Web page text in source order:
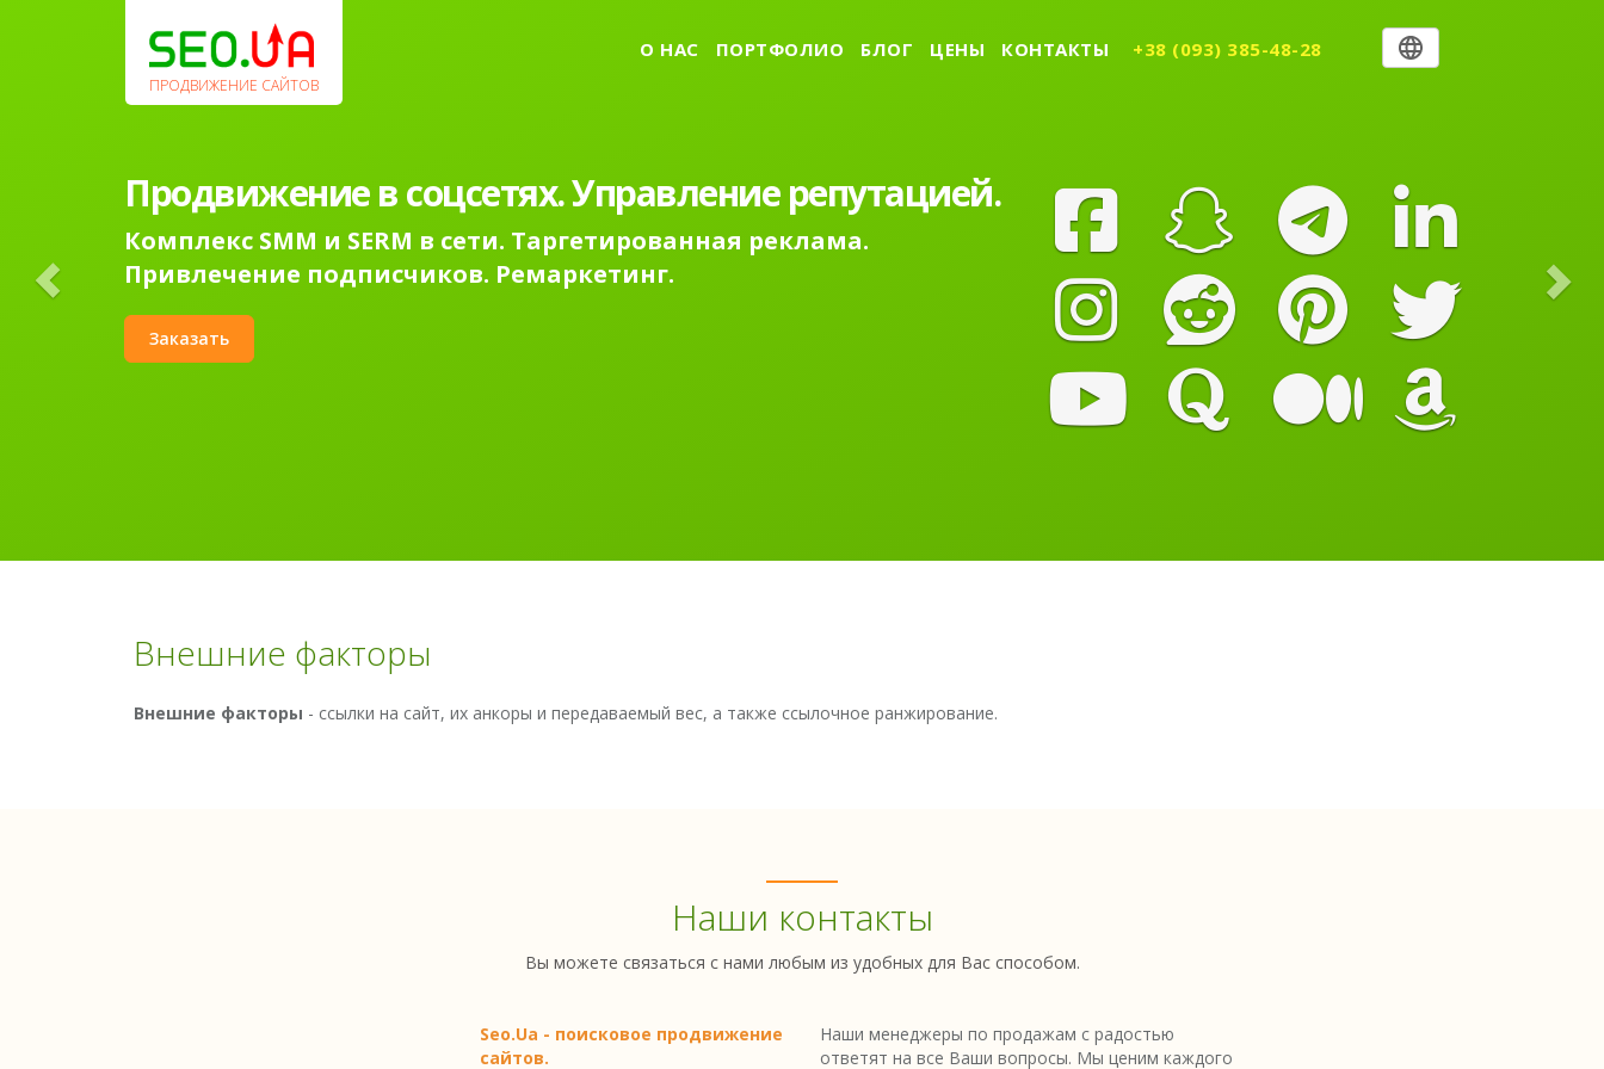
ПРОДВИЖЕНИЕ САЙТОВ
О НАС ПОРТФОЛИО БЛОГ ЦЕНЫ КОНТАКТЫ +38 (093) 385-48-28
Продвижение в соцсетях. Управление репутацией.
Комплекс SMM и SERM в сети. Таргетированная реклама.
Привлечение подписчиков. Ремаркетинг.
Заказать
Внешние факторы
Внешние факторы - cсылки на сайт, их анкоры и передаваемый вес, а также ссылочное ранжирование.
Наши контакты
Вы можете связаться с нами любым из удобных для Вас способом.
Seo.Ua - поисковое продвижение
сайтов.
Наши менеджеры по продажам с радостью
ответят на все Ваши вопросы. Мы ценим каждого